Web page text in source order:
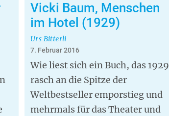
Vicki Baum, Menschen
im Hotel (1929)
Urs Bitterli
7. Februar 2016
Wie liest sich ein Buch, das 1929
rasch an die Spitze der
Weltbestseller emporstieg und
mehrmals für das Theater und